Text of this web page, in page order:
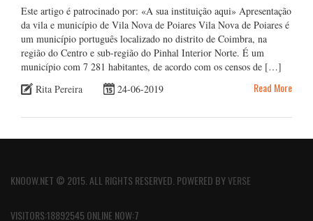
Este artigo é patrocinado por: «A sua instituição aqui» Apresentação
da vila e município de Vila Nova de Poiares Vila Nova de Poiares é
um município português localizado no distrito de Coimbra, na
região do Centro e sub-região do Pinhal Interior Norte. É um
município com 7 281 habitantes, de acordo com os censos de […]
Rita Pereira
24-06-2019 Read More
KNOOW.NET © 2015. ALL RIGHTS RESERVED. POWERED BYVERSE
VISITORS:18892545 ONLINE NOW:7